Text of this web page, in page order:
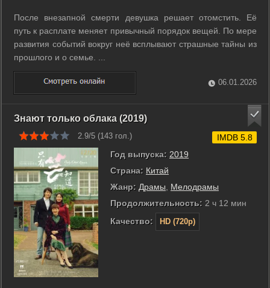
После внезапной смерти девушка решает отомстить. Её
путь к расплате меняет привычный порядок вещей. По мере
развития событий вокруг неё всплывают страшные тайны из
прошлого и о семье. ...
06.01.2026
Знают только облака (2019)
2.9/5 (143 гол.)
Год выпуска: 2019
Страна: Китай
Жанр: Драмы
Мелодрамы
Продолжительность: 2 ч 12 мин
Качество:
HD (720p)
IMDB 5.8